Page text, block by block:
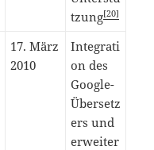
tzung[20]
17. März
2010
Integrati
on des
Google-
Übersetz
ers und
erweiter